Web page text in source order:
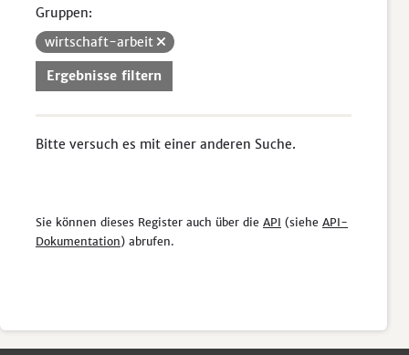
Gruppen:
wirtschaft-arbeit
Ergebnisse filtern
Bitte versuch es mit einer anderen Suche.
Sie können dieses Register auch über die API (siehe API-
Dokumentation) abrufen.